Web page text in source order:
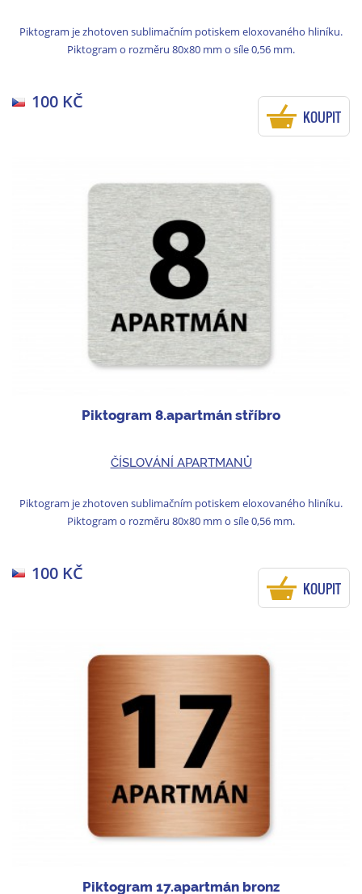
Piktogram je zhotoven sublimačním potiskem eloxovaného hliníku.
Piktogram o rozměru 80x80 mm o síle 0,56 mm.
100 KČ
KOUPIT
Piktogram 8.apartmán stříbro
ČÍSLOVÁNÍ APARTMANŮ
Piktogram je zhotoven sublimačním potiskem eloxovaného hliníku.
Piktogram o rozměru 80x80 mm o síle 0,56 mm.
100 KČ
KOUPIT
Piktogram 17.apartmán bronz